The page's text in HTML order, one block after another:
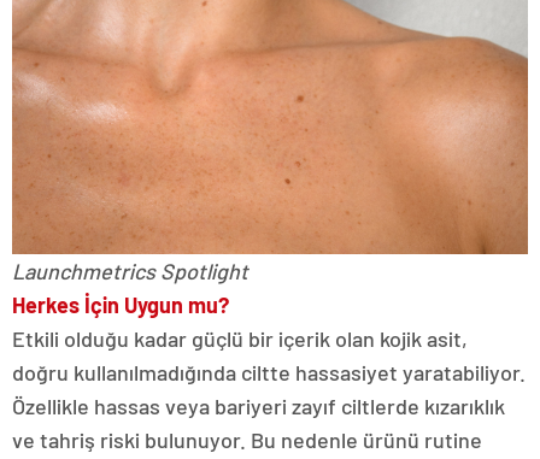
Launchmetrics Spotlight
Herkes İçin Uygun mu?
Etkili olduğu kadar güçlü bir içerik olan kojik asit,
doğru kullanılmadığında ciltte hassasiyet yaratabiliyor.
Özellikle hassas veya bariyeri zayıf ciltlerde kızarıklık
ve tahriş riski bulunuyor. Bu nedenle ürünü rutine